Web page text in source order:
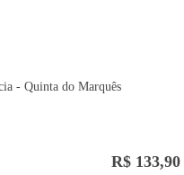
- Quinta do Marquês
R$ 133,90